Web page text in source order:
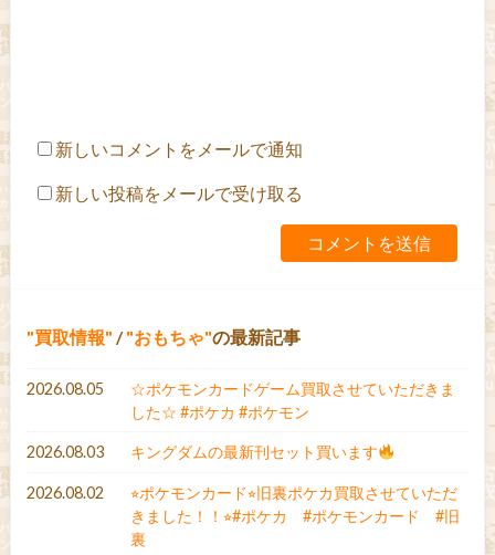
新しいコメントをメールで通知
新しい投稿をメールで受け取る
買取情報 / おもちゃ の最新記事
2026.08.05
☆ポケモンカードゲーム買取させていただきま
した☆ #ポケカ #ポケモン
2026.08.03 キングダムの最新刊セット買います
2026.08.02
⭐︎ポケモンカード⭐︎旧裏ポケカ買取させていただ
きました！！⭐︎#ポケカ #ポケモンカード #旧
裏